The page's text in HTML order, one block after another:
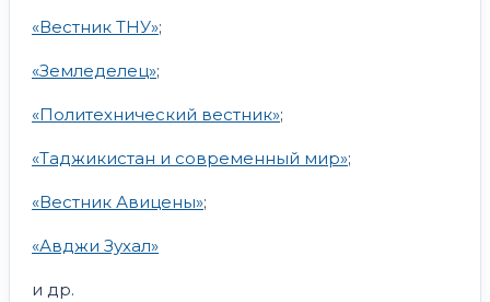
«Вестник ТНУ»;
«Земледелец»;
«Политехнический вестник»;
«Таджикистан и современный мир»;
«Вестник Авицены»;
«Авджи Зухал»
и др.